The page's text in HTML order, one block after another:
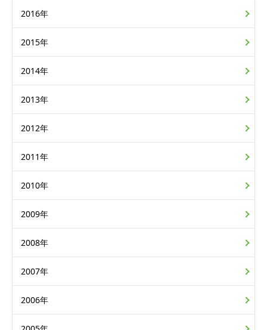
2016年
2015年
2014年
2013年
2012年
2011年
2010年
2009年
2008年
2007年
2006年